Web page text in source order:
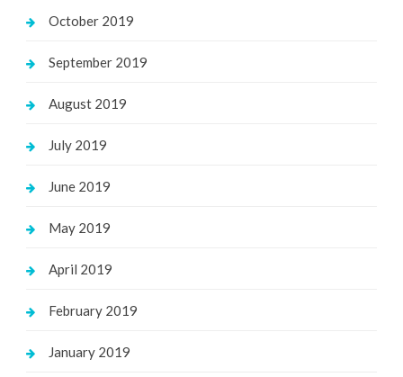
October 2019
September 2019
August 2019
July 2019
June 2019
May 2019
April 2019
February 2019
January 2019